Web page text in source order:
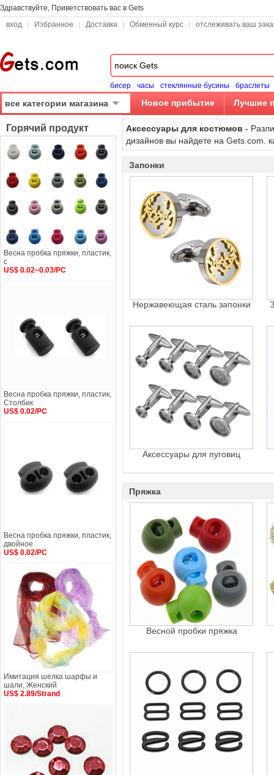
Здравствуйте, Приветствовать вас в Gets
вход
Избранное Доставка Обменный курс отслеживать ваш
бисер часы стеклянные бусины браслеты
все категории магазина Новое прибытие Лучшие
Аксессуары для костюмов -
дизайнов вы найдете на Gets.com.
Запонки
Нержавеющая сталь запонки
Аксессуары для пуговиц
Пряжка
Весной пробки пряжка
Горячий продукт
Весна пробка пряжки, пластик,
с
US$ 0.02~0.03/PC
Весна пробка пряжки, пластик,
Столбик
US$ 0.02/PC
Весна пробка пряжки, пластик,
двойное
US$ 0.02/PC
Имитация шелка шарфы и
шали, Женский
US$ 2.89/Strand